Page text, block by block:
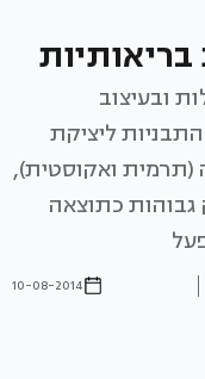
ובעיצוב
התבניות ליציקת
(תרמית ואקוסטית),
גבוהות כתוצאה
10-08-2014